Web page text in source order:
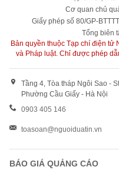
Cơ quan chủ
Giấy phép số 80/GP-
Tổng biên
Bản quyền thuộc Tạp chí điện
và Pháp luật. Chỉ được phép
Tầng 4, Tòa tháp Ngôi Sao -
Phường Cầu Giấy - Hà Nội
0903 405 146
toasoan@nguoiduatin.vn
BÁO GIÁ QUẢNG CÁO